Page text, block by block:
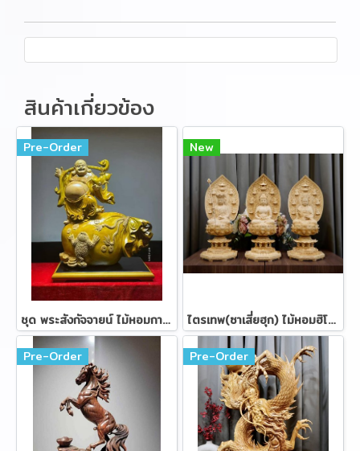
สินค้าเกี่ยวข้อง
Pre-Order
ชุด พระสังกัจจายน์ ไม้หอมการบูร 72 ซม.
New
ไตรเทพ(ซาเสี่ยฮุก) ไม้หอมฮิโนกิ ขนาด 57 ซม.
Pre-Order Pre-Order